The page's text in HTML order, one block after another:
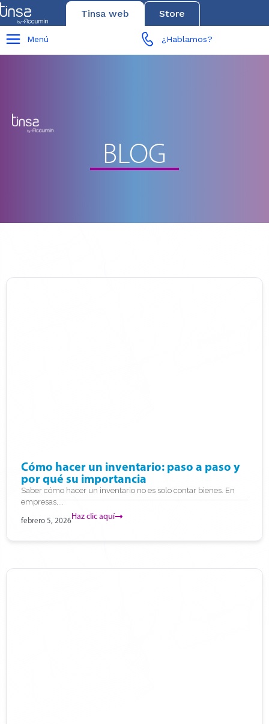
Tinsa web Store
Menú ¿Hablamos?
BLOG
Cómo hacer un inventario: paso a paso y
por qué su importancia
Saber cómo hacer un inventario no es solo contar bienes. En
empresas,...
febrero 5, 2026Haz clic aquí